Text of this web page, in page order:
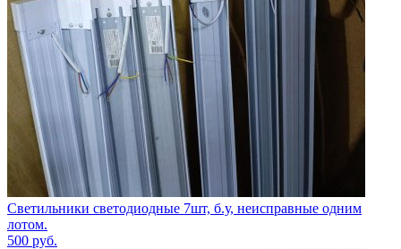
Светильники светодиодные 7шт, б.у, неисправные одним
лотом.
500 руб.